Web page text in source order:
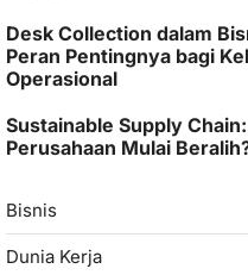
Desk Collection dalam
Peran Pentingnya bagi
Operasional
Sustainable Supply
Perusahaan Mulai
Bisnis
Dunia Kerja